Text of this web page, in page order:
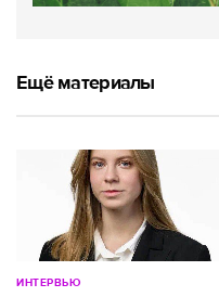
Ещё материалы
ИНТЕРВЬЮ